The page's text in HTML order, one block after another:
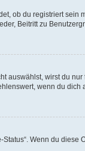
ob du registriert
Beitritt zu
auswählst, wirst du
wenn du
Wenn du